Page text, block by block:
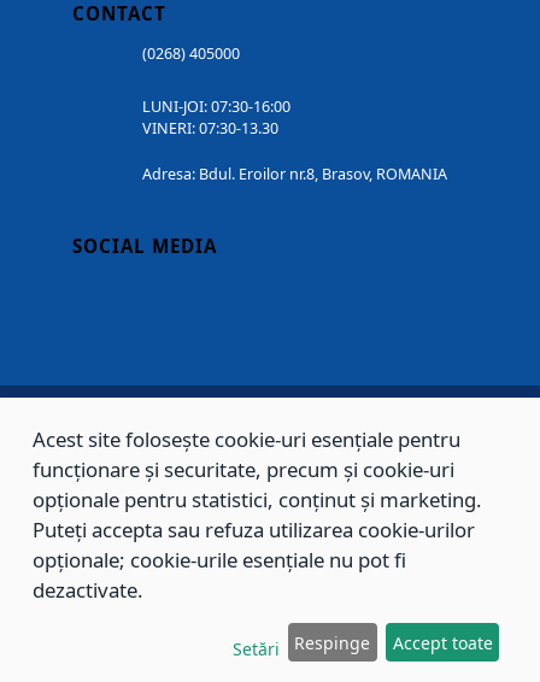
CONTACT
(0268) 405000
LUNI-JOI: 07:30-16:00
VINERI: 07:30-13.30
Adresa: Bdul. Eroilor nr.8, Brasov, ROMANIA
SOCIAL MEDIA
Copyright © 2002 - 2026 - PRIMĂRIA MUNICIPIULUI BRAȘOV, toate drepturile
rezervate.
Sitemap Contact
Acest site folosește cookie-uri esențiale pentru
funcționare și securitate, precum și cookie-uri
opționale pentru statistici, conținut și marketing.
Puteți accepta sau refuza utilizarea cookie-urilor
opționale; cookie-urile esențiale nu pot fi
dezactivate.
Setări Respinge Accept toate